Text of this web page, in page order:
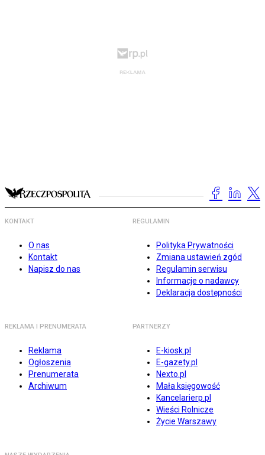
KONTAKT
O nas
Kontakt
Napisz do nas
REGULAMIN
Polityka Prywatności
Zmiana ustawień zgód
Regulamin serwisu
Informacje o nadawcy
Deklaracja dostępności
REKLAMA I PRENUMERATA
Reklama
Ogłoszenia
Prenumerata
Archiwum
PARTNERZY
E-kiosk.pl
E-gazety.pl
Nexto.pl
Mała księgowość
Kancelarierp.pl
Wieści Rolnicze
Życie Warszawy